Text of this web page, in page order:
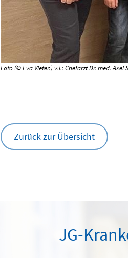
Foto (© Eva Vieten) v.l.: Chefarzt Dr. med.
Zurück zur Übersicht
JG-